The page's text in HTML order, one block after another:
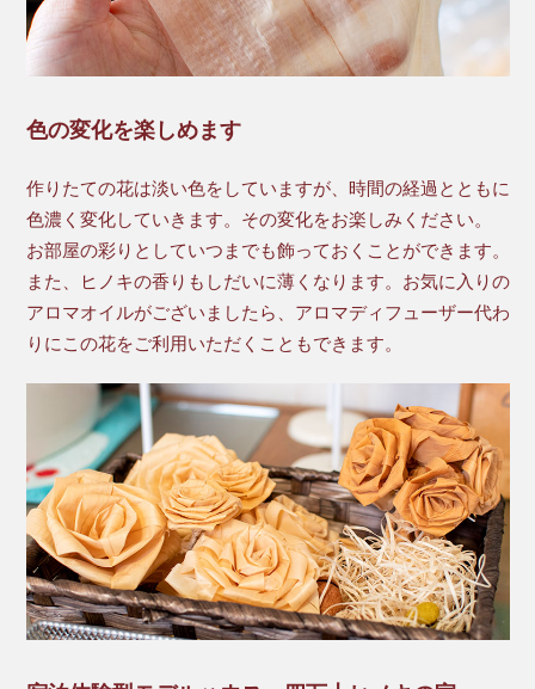
色の変化を楽しめます
作りたての花は淡い色をしていますが、時間の経過とともに
色濃く変化していきます。その変化をお楽しみください。
お部屋の彩りとしていつまでも飾っておくことができます。
また、ヒノキの香りもしだいに薄くなります。お気に入りの
アロマオイルがございましたら、アロマディフューザー代わ
りにこの花をご利用いただくこともできます。